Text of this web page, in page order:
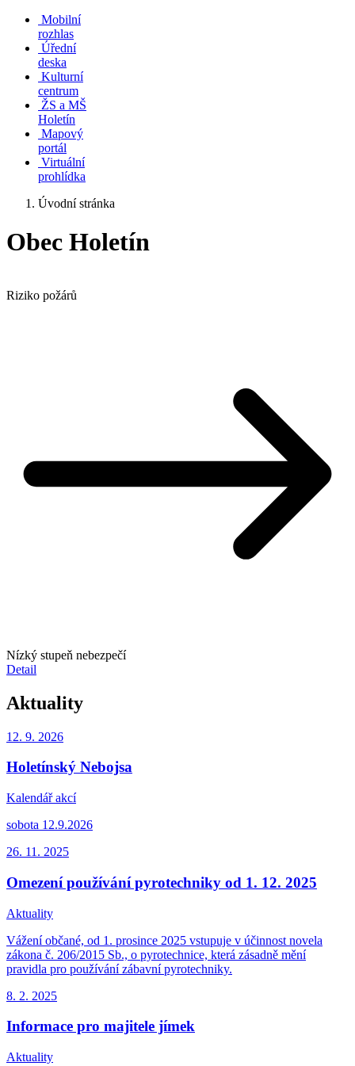
Mobilní
rozhlas
Úřední
deska
Kulturní
centrum
ŽS a MŠ
Holetín
Mapový
portál
Virtuální
prohlídka
Úvodní stránka
Obec Holetín
Riziko požárů
Nízký stupeň nebezpečí
Detail
Aktuality
12. 9. 2026
Holetínský Nebojsa
Kalendář akcí
sobota 12.9.2026
26. 11. 2025
Omezení používání pyrotechniky od 1. 12. 2025
Aktuality
Vážení občané, od 1. prosince 2025 vstupuje v účinnost novela
zákona č. 206/2015 Sb., o pyrotechnice, která zásadně mění
pravidla pro používání zábavní pyrotechniky.
8. 2. 2025
Informace pro majitele jímek
Aktuality